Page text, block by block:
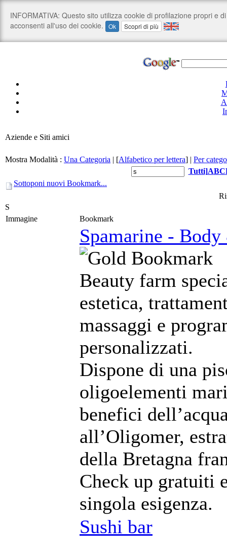
Aziende e Siti amici
Mostra Modalità : Una Categoria | [Alfabetico per lettera] | Per
Tutti]ABC
Sottoponi nuovi Bookmark...
S
Immagine
Bookmark
Spamarine -
Beauty farm
estetica,
massaggi e
personalizzati.
Dispone di una
oligoelementi
benefici
all’Oligomer,
della Bretagna
Check up gratuiti
singola esigenza.
Sushi bar